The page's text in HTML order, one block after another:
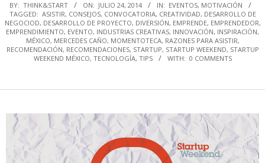
BY: THINK&START ON: JULIO 24, 2014 IN: EVENTOS, MOTIVACIÓN
TAGGED: ASISTIR, CONSEJOS, CONVOCATORIA, CREATIVIDAD, DESARROLLO DE
NEGOCIOD, DESARROLLO DE PROYECTO, DIVERSIÓN, EMPRENDE, EMPRENDEDOR,
EMPRENDIMIENTO, EVENTO, INDUSTRIAS CREATIVAS, INNOVACIÓN, INSPIRACIÓN,
MÉXICO, MERCEDES CAÑO, MOMENTOTECA, RAZONES PARA ASISTIR,
RECOMENDACIÓN, RECOMENDACIONES, STARTUP, STARTUP WEEKEND, STARTUP
WEEKEND MÉXICO, TECNOLOGÍA, TIPS WITH: 0 COMMENTS